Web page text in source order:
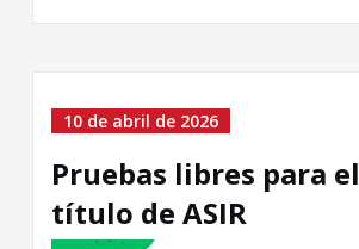
10 de abril de 2026
Pruebas libres para el
título de ASIR